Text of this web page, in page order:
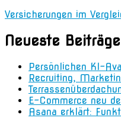
Versicherungen im
Neueste Beiträge
Persönlichen KI-
Recruiting,
E-Commerce neu
Asana erklärt: